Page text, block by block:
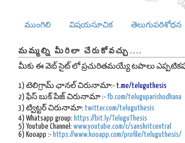
ముంగిలి విషయసూచిక తెలుగుపరిశోధన
మమ్మల్ని మీరిలా చేరుకోవచ్చు....
మీకు ఈ వెబ్ సైట్ లో ప్రచురితమయ్యే టపాలు
1) టెలిగ్రామ్ ఛానల్ చిరునామా:- t.me/teluguthesis
2) ఫేస్ బుక్ పేజ్ చిరునామా :- fb.com/teluguparishodhana
3) ట్విట్టర్ చిరునామా: twitter.com/teluguthesis
4) Whatsapp group: https://bit.ly/TeluguThesis
5) Youtube Channel: www.youtube.com/c/sanskritcentral
6) Kooapp :- https://www.kooapp.com/profile/teluguthesis/